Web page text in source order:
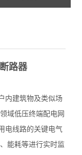
路器
内建筑物及类似场
域低压终端配电网
电线路的关键电气
能耗等进行实时监